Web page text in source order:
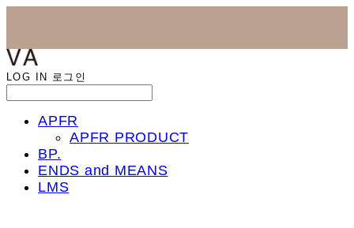
LOG IN 로그인
APFR
APFR PRODUCT
BP.
ENDS and MEANS
LMS